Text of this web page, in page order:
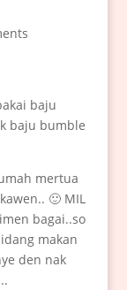
baju
baju bumble
mertua
🙂 MIL
bagai..so
makan
den nak